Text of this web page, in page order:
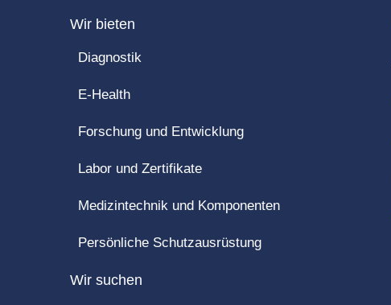
Wir bieten
Diagnostik
E-Health
Forschung und Entwicklung
Labor und Zertifikate
Medizintechnik und Komponenten
Persönliche Schutzausrüstung
Wir suchen